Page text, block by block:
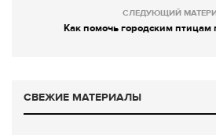
СЛЕДУЮЩИЙ
Как помочь городским
СВЕЖИЕ МАТЕРИАЛЫ